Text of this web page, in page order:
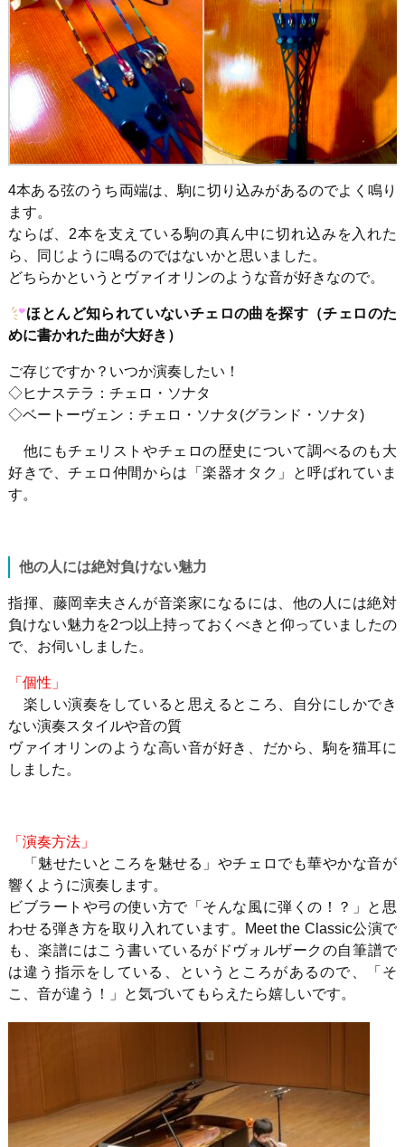
4本ある弦のうち両端は、駒に切り込みがあるのでよく鳴り
ます。
ならば、 2本を支えている駒の真ん中に切れ込みを入れた
ら、同じように鳴るのではないかと思いました。
どちらかというと ヴァイオリンのような音が好きなので。
ほとんど知られていないチェロの曲を探す（チェロのた
めに書かれた曲が大好き）
ご存じですか？いつか演奏したい！
◇ヒナステラ：チェロ・ソナタ
◇ベートーヴェン：チェロ・ソナタ(グランド・ソナタ)
他にもチェリストやチェロの歴史について調べるのも大
好きで、チェロ仲間からは「楽器オタク」と呼ばれていま
す。
他の人には絶対負けない魅力
指揮、藤岡幸夫さんが音楽家になるには、他の人には絶対
負けない魅力を2つ以上持っておくべきと仰っていましたの
で、お伺いしました。
「個性」
楽しい演奏をしていると思えるところ、自分にしかでき
ない演奏スタイルや音の質
ヴァイオリンのような高い音が好き、だから、駒を猫耳に
しました。
「演奏方法」
「魅せたいところを魅せる」やチェロでも華やかな音が
響くように演奏します。
ビブラートや弓の使い方で「そんな風に弾くの！？」と思
わせる弾き方を取り入れています。Meet the Classic公演で
も
、楽譜にはこう書いているがドヴォルザークの自筆譜で
は違う指示をしている 、という ところがあるので、「そ
こ、音が違う！」と気づいてもらえたら嬉しいです。